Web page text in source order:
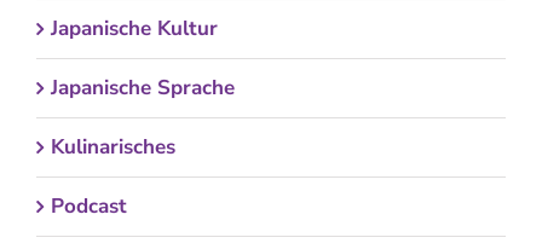
Japanische Kultur
Japanische Sprache
Kulinarisches
Podcast